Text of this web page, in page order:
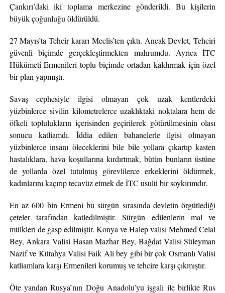
Çankırı’daki iki toplama merkezine gönderildi. Bu kişilerin
büyük çoğunluğu öldürüldü.
27 Mayıs’ta Tehcir kararı Meclis’ten çıktı. Ancak Devlet, Tehciri
güvenli biçimde gerçekleştirmekten mahrumdu. Ayrıca İTC
Hükümeti Ermenileri toplu biçimde ortadan kaldırmak için özel
bir plan yapmıştı.
Savaş cephesiyle ilgisi olmayan çok uzak kentlerdeki
yüzbinlerce sivilin kilometrelerce uzaklıktaki noktalara hem de
öfkeli toplulukların içerisinden geçirilerek götürülmesinin olası
sonucu katliamdı. İddia edilen bahanelerle ilgisi olmayan
yüzbinlerce insanı öleceklerini bile bile yollara çıkartıp kasten
hastalıklara, hava koşullarına kırdırtmak, bütün bunların üstüne
de yollarda özel tutulmuş görevlilerce erkeklerini öldürmek,
kadınlarını kaçırıp tecavüz etmek de İTC usulü bir soykırımdır.
En az 600 bin Ermeni bu sürgün sırasında devletin örgütlediği
çeteler tarafından katledilmiştir. Sürgün edilenlerin mal ve
mülkleri de gasp edilmiştir. Konya ve Halep valisi Mehmed Celal
Bey, Ankara Valisi Hasan Mazhar Bey, Bağdat Valisi Süleyman
Nazif ve Kütahya Valisi Faik Ali bey gibi bir çok Osmanlı Valisi
katliamlara karşı Ermenileri korumuş ve tehcire karşı çıkmıştır.
Öte yandan Rusya’nın Doğu Anadolu’yu işgali ile birlikte Rus